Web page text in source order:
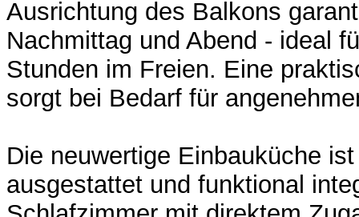
Ausrichtung des Balkons
Nachmittag und Abend - ideal
Stunden im Freien. Eine
sorgt bei Bedarf für
Die neuwertige Einbauküche
ausgestattet und funktional